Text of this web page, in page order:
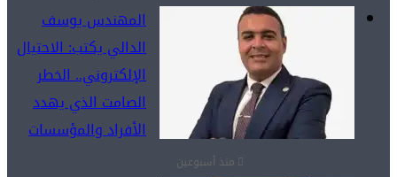
المهندس يوسف
الدالي يكتب: الاحتيال
الإلكتروني.. الخطر
الصامت الذي يهدد
الأفراد والمؤسسات
منذ أسبوعين